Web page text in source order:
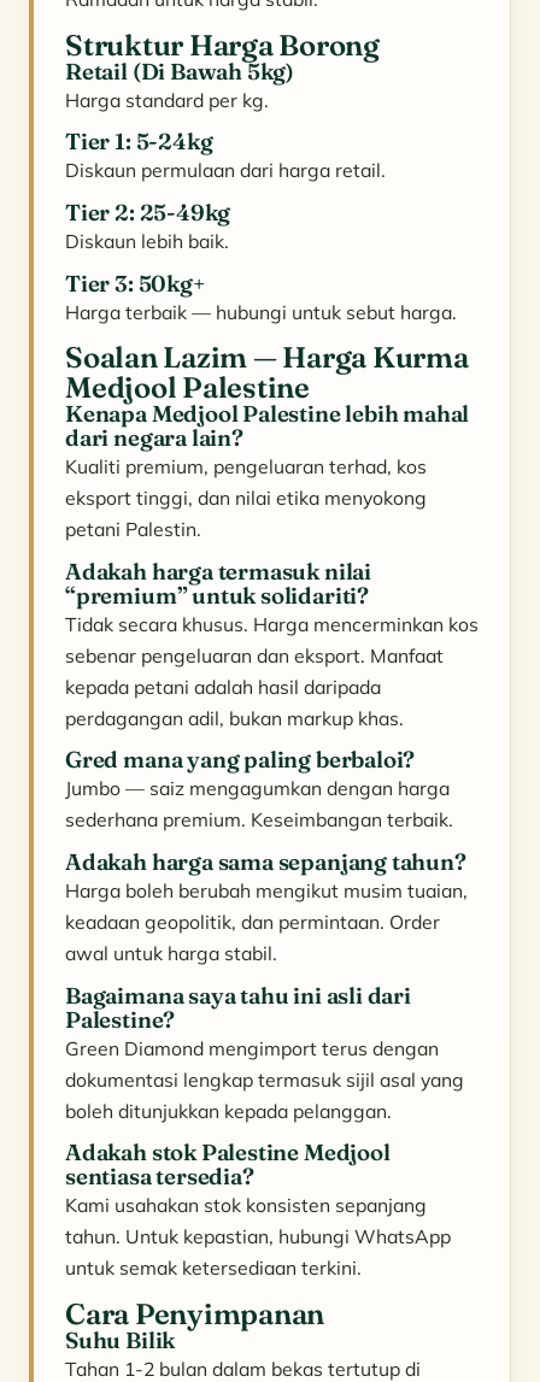
Struktur Harga Borong
Retail (Di Bawah 5kg)
Harga standard per kg.
Tier 1: 5-24kg
Diskaun permulaan dari harga retail.
Tier 2: 25-49kg
Diskaun lebih baik.
Tier 3: 50kg+
Harga terbaik — hubungi untuk sebut harga.
Soalan Lazim — Harga Kurma
Medjool Palestine
Kenapa Medjool Palestine lebih mahal
dari negara lain?
Kualiti premium, pengeluaran terhad, kos
eksport tinggi, dan nilai etika menyokong
petani Palestin.
Adakah harga termasuk nilai
“premium” untuk solidariti?
Tidak secara khusus. Harga mencerminkan kos
sebenar pengeluaran dan eksport. Manfaat
kepada petani adalah hasil daripada
perdagangan adil, bukan markup khas.
Gred mana yang paling berbaloi?
Jumbo — saiz mengagumkan dengan harga
sederhana premium. Keseimbangan terbaik.
Adakah harga sama sepanjang tahun?
Harga boleh berubah mengikut musim tuaian,
keadaan geopolitik, dan permintaan. Order
awal untuk harga stabil.
Bagaimana saya tahu ini asli dari
Palestine?
Green Diamond mengimport terus dengan
dokumentasi lengkap termasuk sijil asal yang
boleh ditunjukkan kepada pelanggan.
Adakah stok Palestine Medjool
sentiasa tersedia?
Kami usahakan stok konsisten sepanjang
tahun. Untuk kepastian, hubungi WhatsApp
untuk semak ketersediaan terkini.
Cara Penyimpanan
Suhu Bilik
Tahan 1-2 bulan dalam bekas tertutup di